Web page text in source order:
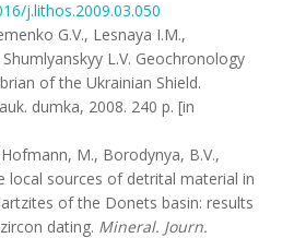
j.lithos.2009.03.050
G.V., Lesnaya I.M.,
L.V. Geochronology
of the Ukrainian Shield.
dumka, 2008. 240 p. [in
M., Borodynya, B.V.,
local sources of detrital material in
of the Donets basin: results
dating. Mineral. Journ.